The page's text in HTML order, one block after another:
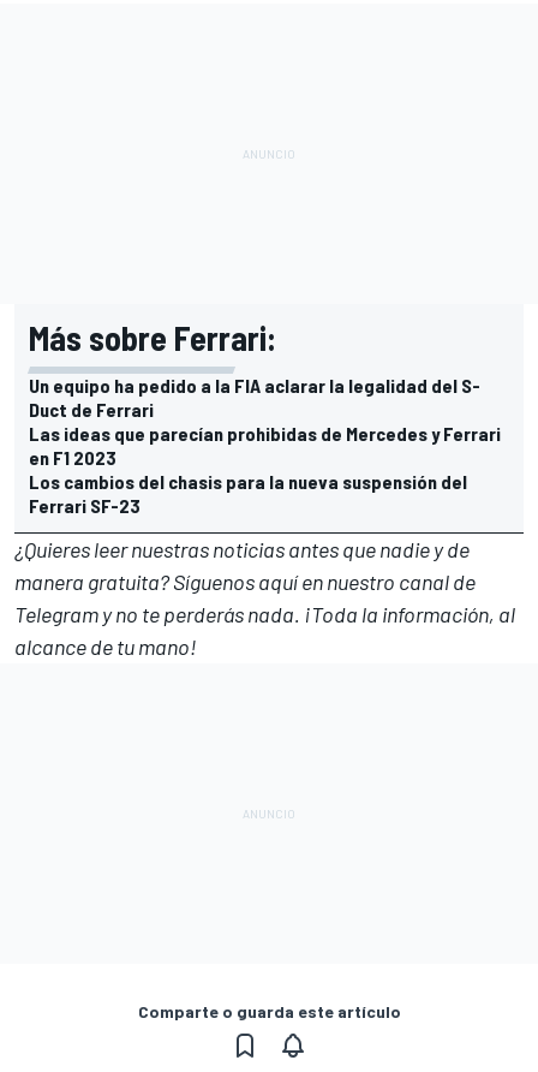
Más sobre Ferrari:
Un equipo ha pedido a la FIA aclarar la legalidad del S-
Duct de Ferrari
Las ideas que parecían prohibidas de Mercedes y Ferrari
en F1 2023
Los cambios del chasis para la nueva suspensión del
Ferrari SF-23
¿Quieres leer nuestras noticias antes que nadie y de
manera gratuita? Síguenosaquí en nuestro canal de
Telegramy no te perderás nada. ¡Toda la información, al
alcance de tu mano!
Comparte o guarda este artículo